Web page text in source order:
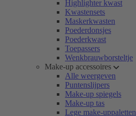
Highlighter kwast
Kwastensets
Maskerkwasten
Poederdonsjes
Poederkwast
Toepassers
Wenkbrauwborsteltje
Make-up accessoires
Alle weergeven
Puntenslijpers
Make-up spiegels
Make-up tas
Lege make-uppaletten